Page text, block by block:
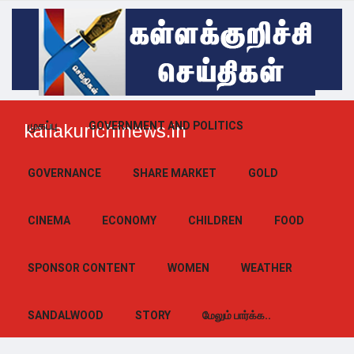
kallakurichinews.in
முகப்பு GOVERNMENT AND POLITICS
GOVERNANCE SHARE MARKET GOLD
CINEMA ECONOMY CHILDREN FOOD
SPONSOR CONTENT WOMEN WEATHER
SANDALWOOD STORY மேலும் பார்க்க..